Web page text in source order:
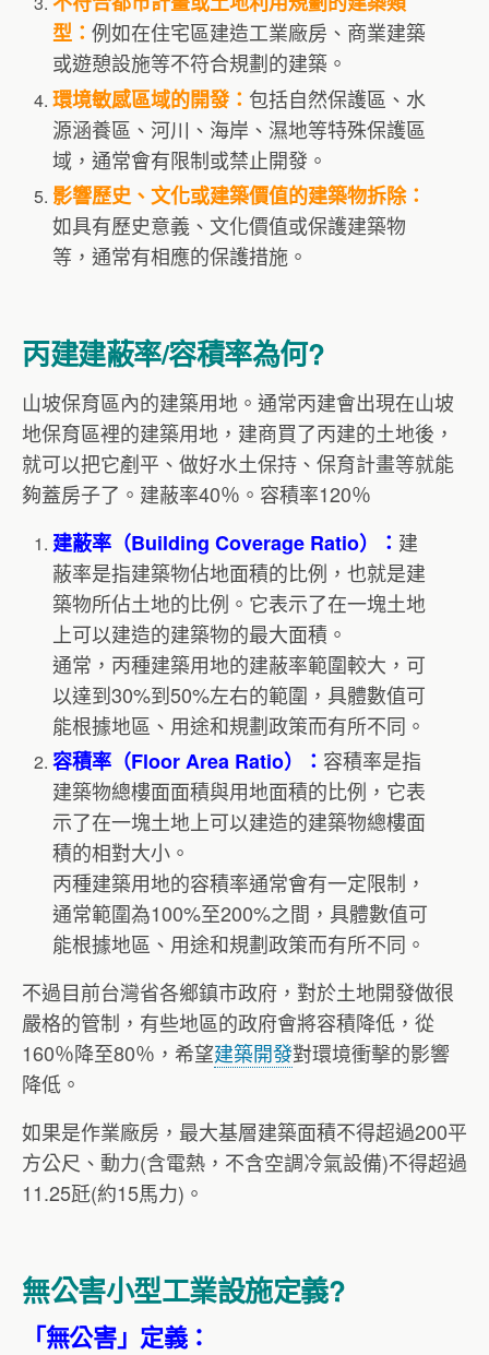
型：例如在住宅區建造工業廠房、商業建築
或遊憩設施等不符合規劃的建築。
環境敏感區域的開發： 包括自然保護區、水
源涵養區、河川、海岸、濕地等特殊保護區
域，通常會有限制或禁止開發。
影響歷史、文化或建築價值的建築物拆除：
如具有歷史意義、文化價值或保護建築物
等，通常有相應的保護措施。
丙建建蔽率/容積率為何?
山坡保育區內的建築用地。通常丙建會出現在山坡
地保育區裡的建築用地，建商買了丙建的土地後，
就可以把它剷平、做好水土保持、保育計畫等就能
夠蓋房子了。建蔽率40％。容積率120％
建蔽率（Building Coverage Ratio）： 建
蔽率是指建築物佔地面積的比例，也就是建
築物所佔土地的比例。它表示了在一塊土地
上可以建造的建築物的最大面積。
通常，丙種建築用地的建蔽率範圍較大，可
以達到30%到50%左右的範圍，具體數值可
能根據地區、用途和規劃政策而有所不同。
容積率（Floor Area Ratio）： 容積率是指
建築物總樓面面積與用地面積的比例，它表
示了在一塊土地上可以建造的建築物總樓面
積的相對大小。
丙種建築用地的容積率通常會有一定限制，
通常範圍為100%至200%之間，具體數值可
能根據地區、用途和規劃政策而有所不同。
不過目前台灣省各鄉鎮市政府，對於土地開發做很
嚴格的管制，有些地區的政府會將容積降低，從
160％降至80％，希望建築開發對環境衝擊的影響
降低。
如果是作業廠房，最大基層建築面積不得超過200平
方公尺、動力(含電熱，不含空調冷氣設備)不得超過
11.25瓩(約15馬力)。
無公害小型工業設施定義?
「無公害」定義：